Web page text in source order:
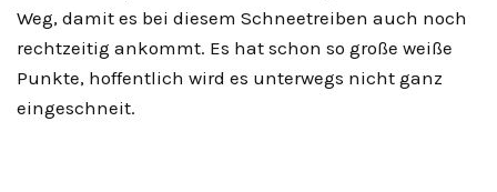
Weg, damit es bei diesem Schneetreiben auch noch
rechtzeitig ankommt. Es hat schon so große weiße
Punkte, hoffentlich wird es unterwegs nicht ganz
eingeschneit.